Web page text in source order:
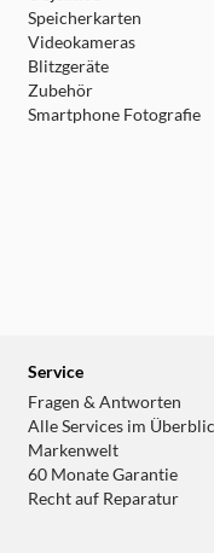
Speicherkarten
Videokameras
Blitzgeräte
Zubehör
Smartphone Fotografie
Service
Fragen & Antworten
Alle Services im
Markenwelt
60 Monate Garantie
Recht auf Reparatur